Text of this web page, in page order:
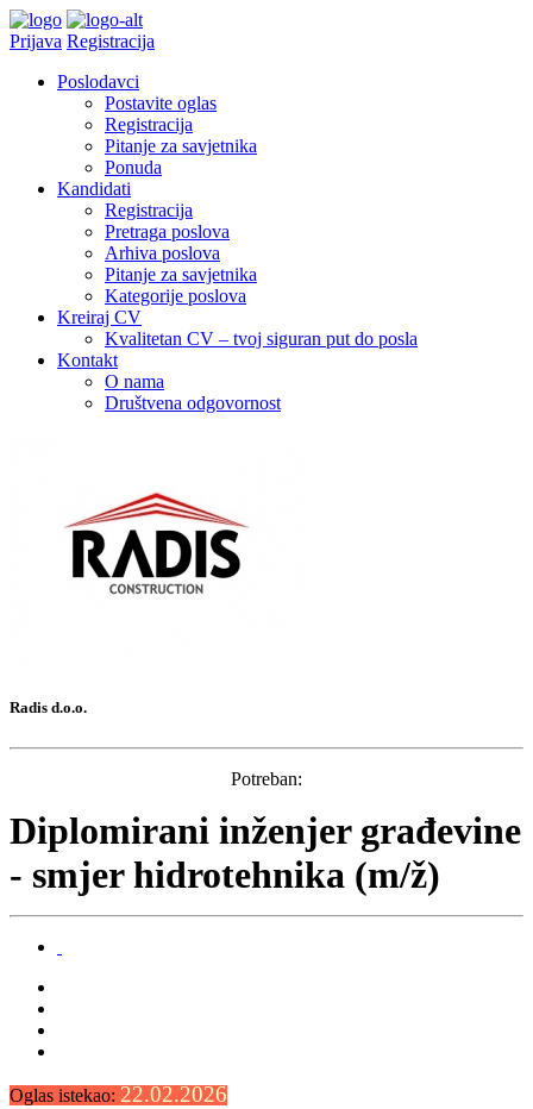
Prijava Registracija
Poslodavci
Postavite oglas
Registracija
Pitanje za savjetnika
Ponuda
Kandidati
Registracija
Pretraga poslova
Arhiva poslova
Pitanje za savjetnika
Kategorije poslova
Kreiraj CV
Kvalitetan CV – tvoj siguran put do posla
Kontakt
O nama
Društvena odgovornost
Radis d.o.o.
Potreban:
Diplomirani inženjer građevine
- smjer hidrotehnika (m/ž)
Oglas istekao: 22.02.2026